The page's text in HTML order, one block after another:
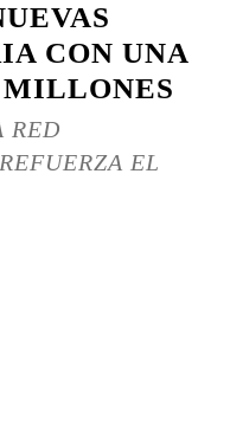
CON UNA
RED
EL